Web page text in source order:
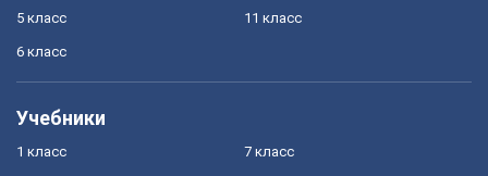
5 класс
6 класс
11 класс
Учебники
1 класс 7 класс